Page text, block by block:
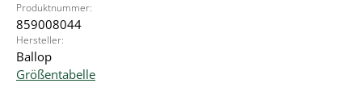
Produktnummer:
859008044
Hersteller:
Ballop
Größentabelle